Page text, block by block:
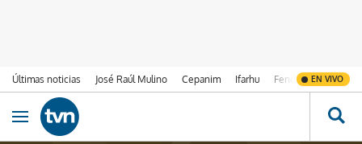
Últimas noticias José Raúl Mulino Cepanim Ifarhu Fenómeno de El
EN VIVO
Ir al contenido
Obrir navegació